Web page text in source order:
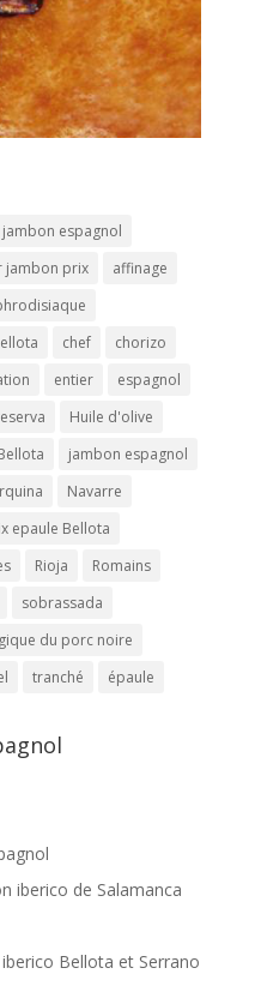
espagnol
jambon prix
affinage
chef
chorizo
entier
espagnol
Huile d'olive
jambon espagnol
Navarre
epaule Bellota
Rioja
Romains
sobrassada
du porc noire
tranché épaule
iberico de Salamanca
Bellota et Serrano